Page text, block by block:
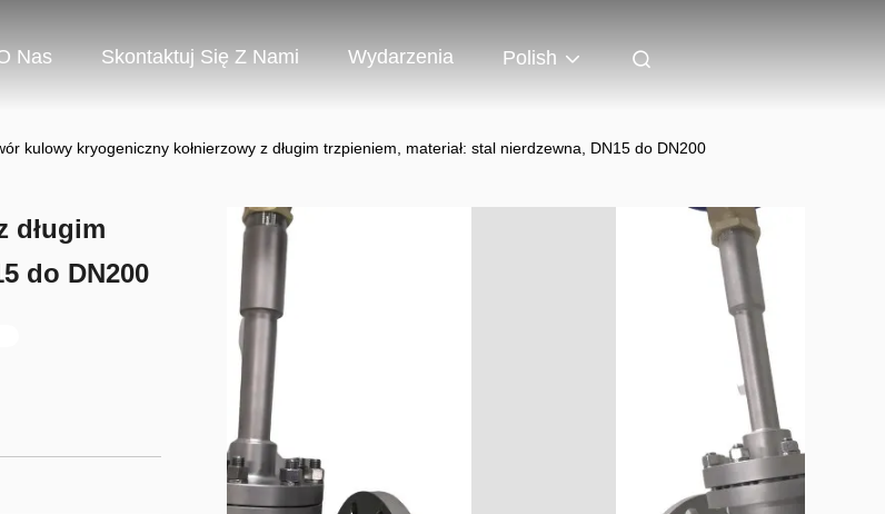
Nas Skontaktuj Się Z Nami Wydarzenia Polish
kulowy kryogeniczny kołnierzowy z długim trzpieniem, materiał: stal nierdzewna, DN15 do DN200
długim
do DN200